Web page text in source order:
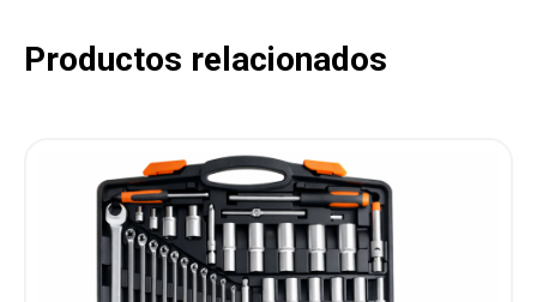
Productos relacionados